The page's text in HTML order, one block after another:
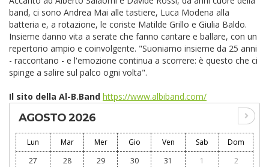
band, ci sono Andrea Mai alle tastiere, Luca Modena alla
batteria e, a rotazione, le coriste Matilde Grillo e Giulia Baldo.
Insieme danno vita a serate che fanno cantare e ballare, con un
repertorio ampio e coinvolgente. "Suoniamo insieme da 25 anni
- raccontano - e l'emozione continua a scorrere: è questo che ci
spinge a salire sul palco ogni volta".
Il sito della Al-B.Band https://www.albiband.com/
AGOSTO 2026
Lun Mar Mer Gio Ven Sab
Dom
27
28 29 30 31 1
2